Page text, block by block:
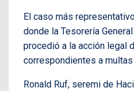
El caso más
donde la Tesorería
procedió a la acción legal
correspondientes a
Ronald Ruf, seremi de